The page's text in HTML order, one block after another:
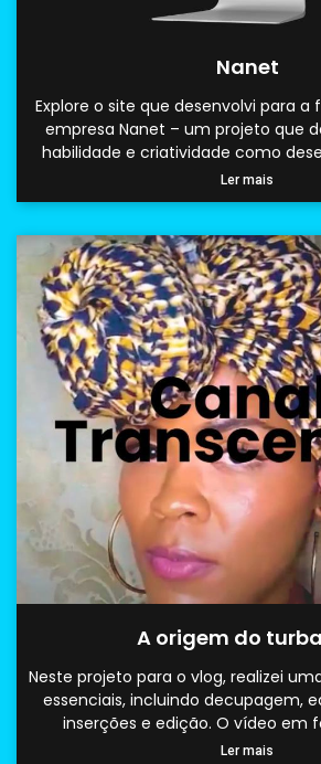
Nanet
Explore o site que desenvolvi para
empresa Nanet – um projeto que
habilidade e criatividade como
Ler mais
A origem do
Neste projeto para o vlog, realizei
essenciais, incluindo decupagem,
inserções e edição. O vídeo em
Ler mais